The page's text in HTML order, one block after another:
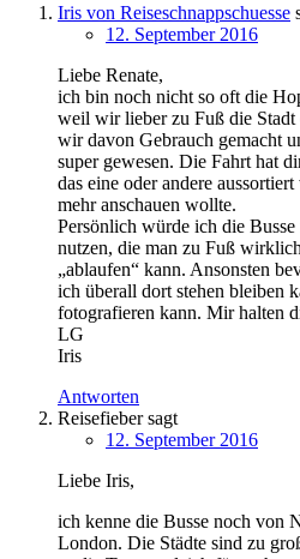
Iris von Reiseschnappschuesse
12. September 2016
Liebe Renate,
ich bin noch nicht so oft die
weil wir lieber zu Fuß die Stadt
wir davon Gebrauch gemacht
super gewesen. Die Fahrt hat
das eine oder andere
mehr anschauen wollte.
Persönlich würde ich die
nutzen, die man zu Fuß
„ablaufen“ kann. Ansonsten
ich überall dort stehen bleiben
fotografieren kann. Mir halten
LG
Iris
Antworten
Reisefiebersagt
12. September 2016
Liebe Iris,
ich kenne die Busse noch von
London. Die Städte sind zu